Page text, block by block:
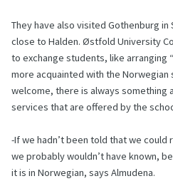
They have also visited Gothenburg
close to Halden. Østfold University
to exchange students, like arranging
more acquainted with the
welcome, there is always something
services that are offered by the
-If we hadn’t been told that we
we probably wouldn’t have known,
it is in Norwegian, says Almudena.